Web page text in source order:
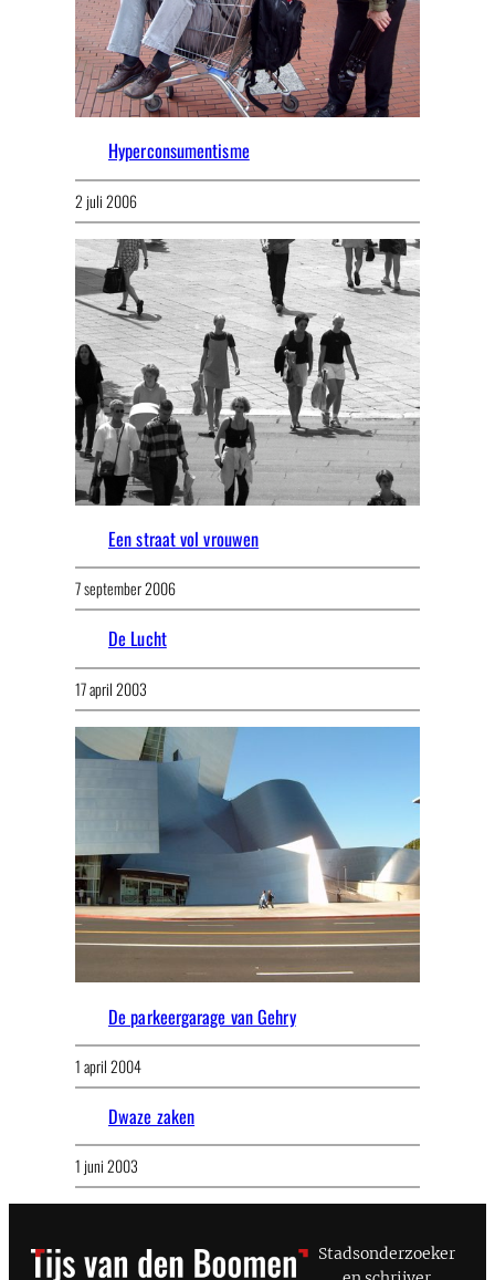
Hyperconsumentisme
2 juli 2006
Een straat vol vrouwen
7 september 2006
De Lucht
17 april 2003
De parkeergarage van Gehry
1 april 2004
Dwaze zaken
1 juni 2003
Stadsonderzoeker